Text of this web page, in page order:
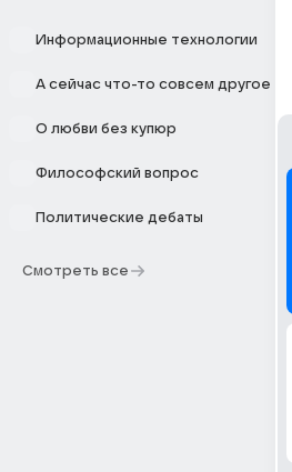
Информационные технологии
А сейчас что-то совсем другое
О любви без купюр
Философский вопрос
Политические дебаты
Смотреть все